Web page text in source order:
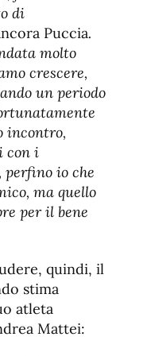
di
Puccia.
molto
crescere,
un periodo
incontro,
con i
io che
ma quello
per il bene
quindi, il
stima
atleta
Mattei: